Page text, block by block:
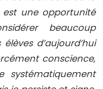
une opportunité
beaucoup
d’aujourd’hui
conscience,
systématiquement